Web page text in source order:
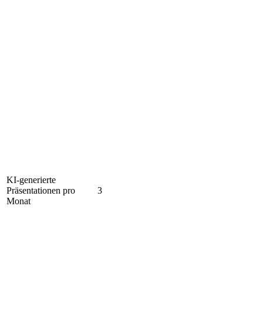
KI-generierte
Präsentationen pro
Monat
3